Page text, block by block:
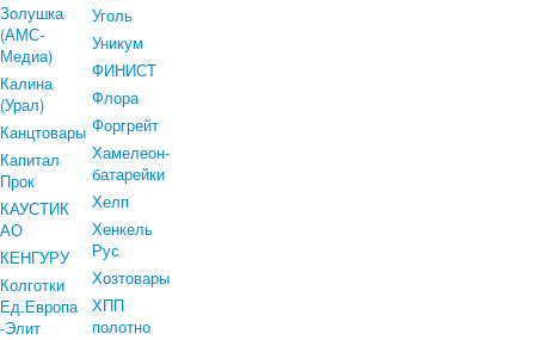
Золушка
(АМС-
Медиа)
Калина
(Урал)
Канцтовары
Капитал
Прок
КАУСТИК
АО
КЕНГУРУ
Колготки
Ед.Европа
-Элит
Уголь
Уникум
ФИНИСТ
Флора
Форгрейт
Хамелеон-
батарейки
Хелп
Хенкель
Рус
Хозтовары
ХПП
полотно